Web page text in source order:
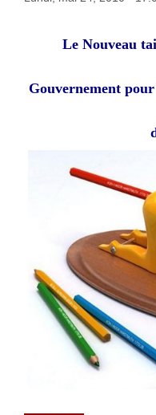
Le Nouveau
Gouvernement